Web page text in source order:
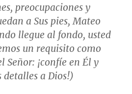
preocupaciones y
a Sus pies, Mateo
llegue al fondo, usted
un requisito como
Señor: ¡confíe en Él y
detalles a Dios!)